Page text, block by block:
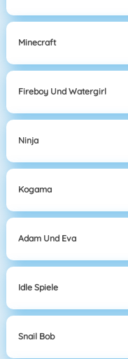
Minecraft
Fireboy Und Watergirl
Ninja
Kogama
Adam Und Eva
Idle Spiele
Snail Bob